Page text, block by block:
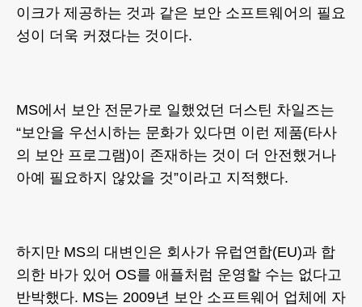
이크가 제공하는 것과 같은 보안 소프트웨어의 필요
성이 더욱 커졌다는 것이다.
MS에서 보안 전문가로 일했었던 더스틴 차일즈는
“보안을 우선시하는 문화가 있다면 이런 제품(타사
의 보안 프로그램)이 존재하는 것이 더 안전했거나
아예 필요하지 않았을 것”이라고 지적했다.
하지만 MS의 대변인은 회사가 유럽연합(EU)과 합
의한 바가 있어 OS를 애플처럼 운영할 수는 없다고
반박했다. MS는 2009년 보안 소프트웨어 업체에 자